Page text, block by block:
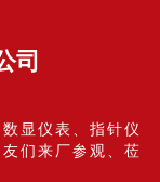
司
显仪表、指针仪
们来厂参观、莅